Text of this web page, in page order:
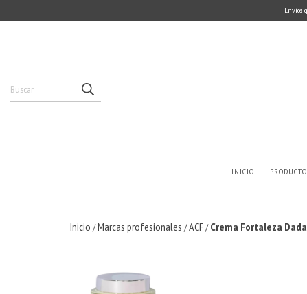
Envíos
INICIO
Inicio /Marcas profesionales /ACF/ Crema Fortaleza